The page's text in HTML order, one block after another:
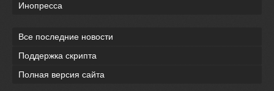
Инопресса
Все последние новости
Поддержка скрипта
Полная версия сайта